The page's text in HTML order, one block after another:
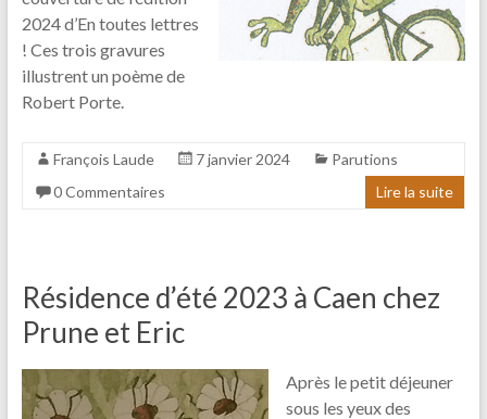
2024 d’En toutes lettres
! Ces trois gravures
illustrent un poème de
Robert Porte.
François Laude 7 janvier 2024
Parutions
0 Commentaires
Lire la suite
Résidence d’été 2023 à Caen chez
Prune et Eric
Après le petit déjeuner
sous les yeux des